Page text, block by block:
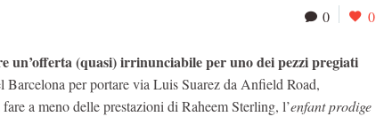
0 0
un’offerta (quasi) irrinunciabile per uno dei pezzi pregiati
per portare via Luis Suarez da Anfield Road,
a meno delle prestazioni di Raheem Sterling, l’enfant prodige